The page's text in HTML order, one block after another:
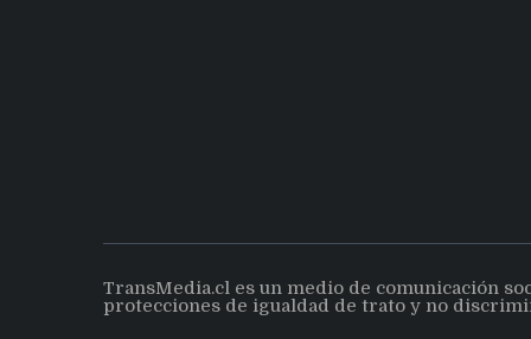
TransMedia.cl es un medio de comunicación
protecciones de igualdad de trato y no